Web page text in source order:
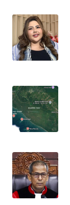
WN
KALTENG
WN
WN
KALSEL
WN
SULSEL